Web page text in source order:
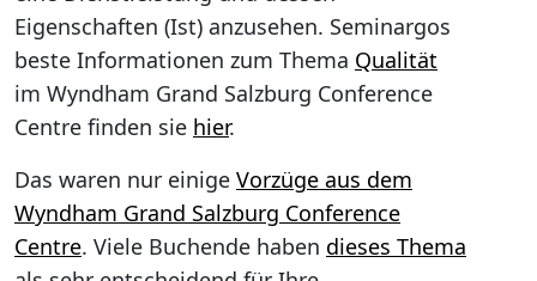
Eigenschaften (Ist) anzusehen. Seminargos
beste Informationen zum Thema Qualität
im Wyndham Grand Salzburg Conference
Centre finden sie hier.
Das waren nur einige Vorzüge aus dem
Wyndham Grand Salzburg Conference
Centre. Viele Buchende haben dieses Thema